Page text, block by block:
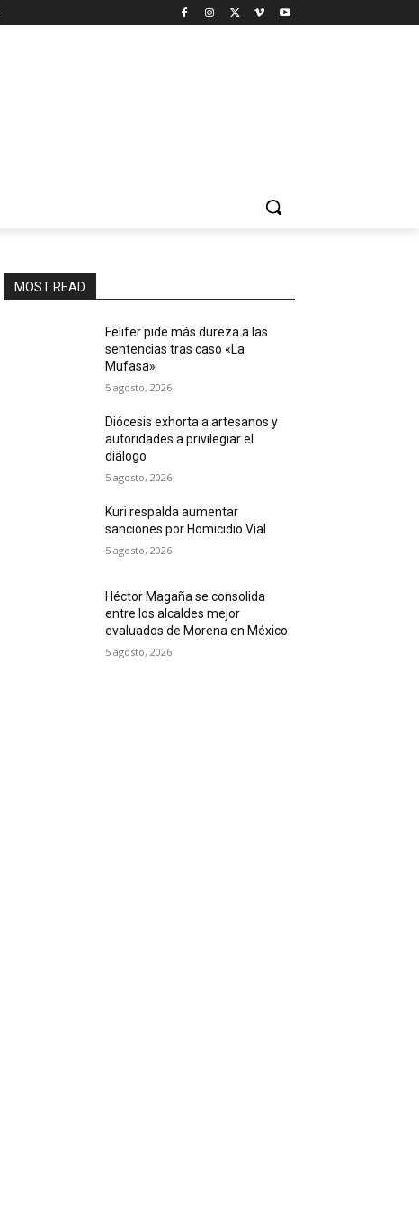
MOST READ
Felifer pide más dureza a las
sentencias tras caso «La
Mufasa»
5 agosto, 2026
Diócesis exhorta a artesanos y
autoridades a privilegiar el
diálogo
5 agosto, 2026
Kuri respalda aumentar
sanciones por Homicidio Vial
5 agosto, 2026
Héctor Magaña se consolida
entre los alcaldes mejor
evaluados de Morena en México
5 agosto, 2026